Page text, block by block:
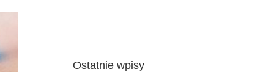
Ostatnie wpisy